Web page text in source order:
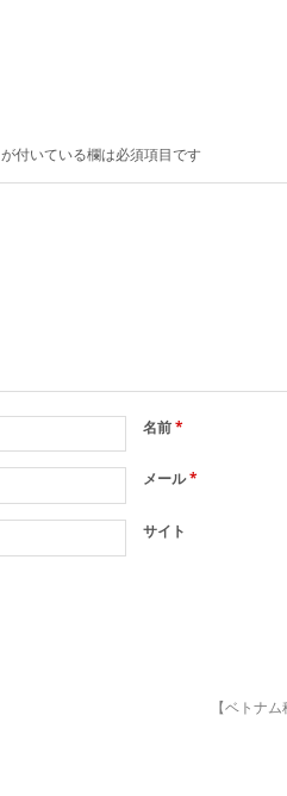
が付いている欄は必須項目です
名前*
メール*
サイト
【ベトナ